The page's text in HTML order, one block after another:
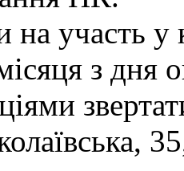
на участь у
з дня